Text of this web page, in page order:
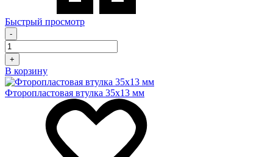
Быстрый просмотр
-
+
В корзину
Фторопластовая втулка 35x13 мм